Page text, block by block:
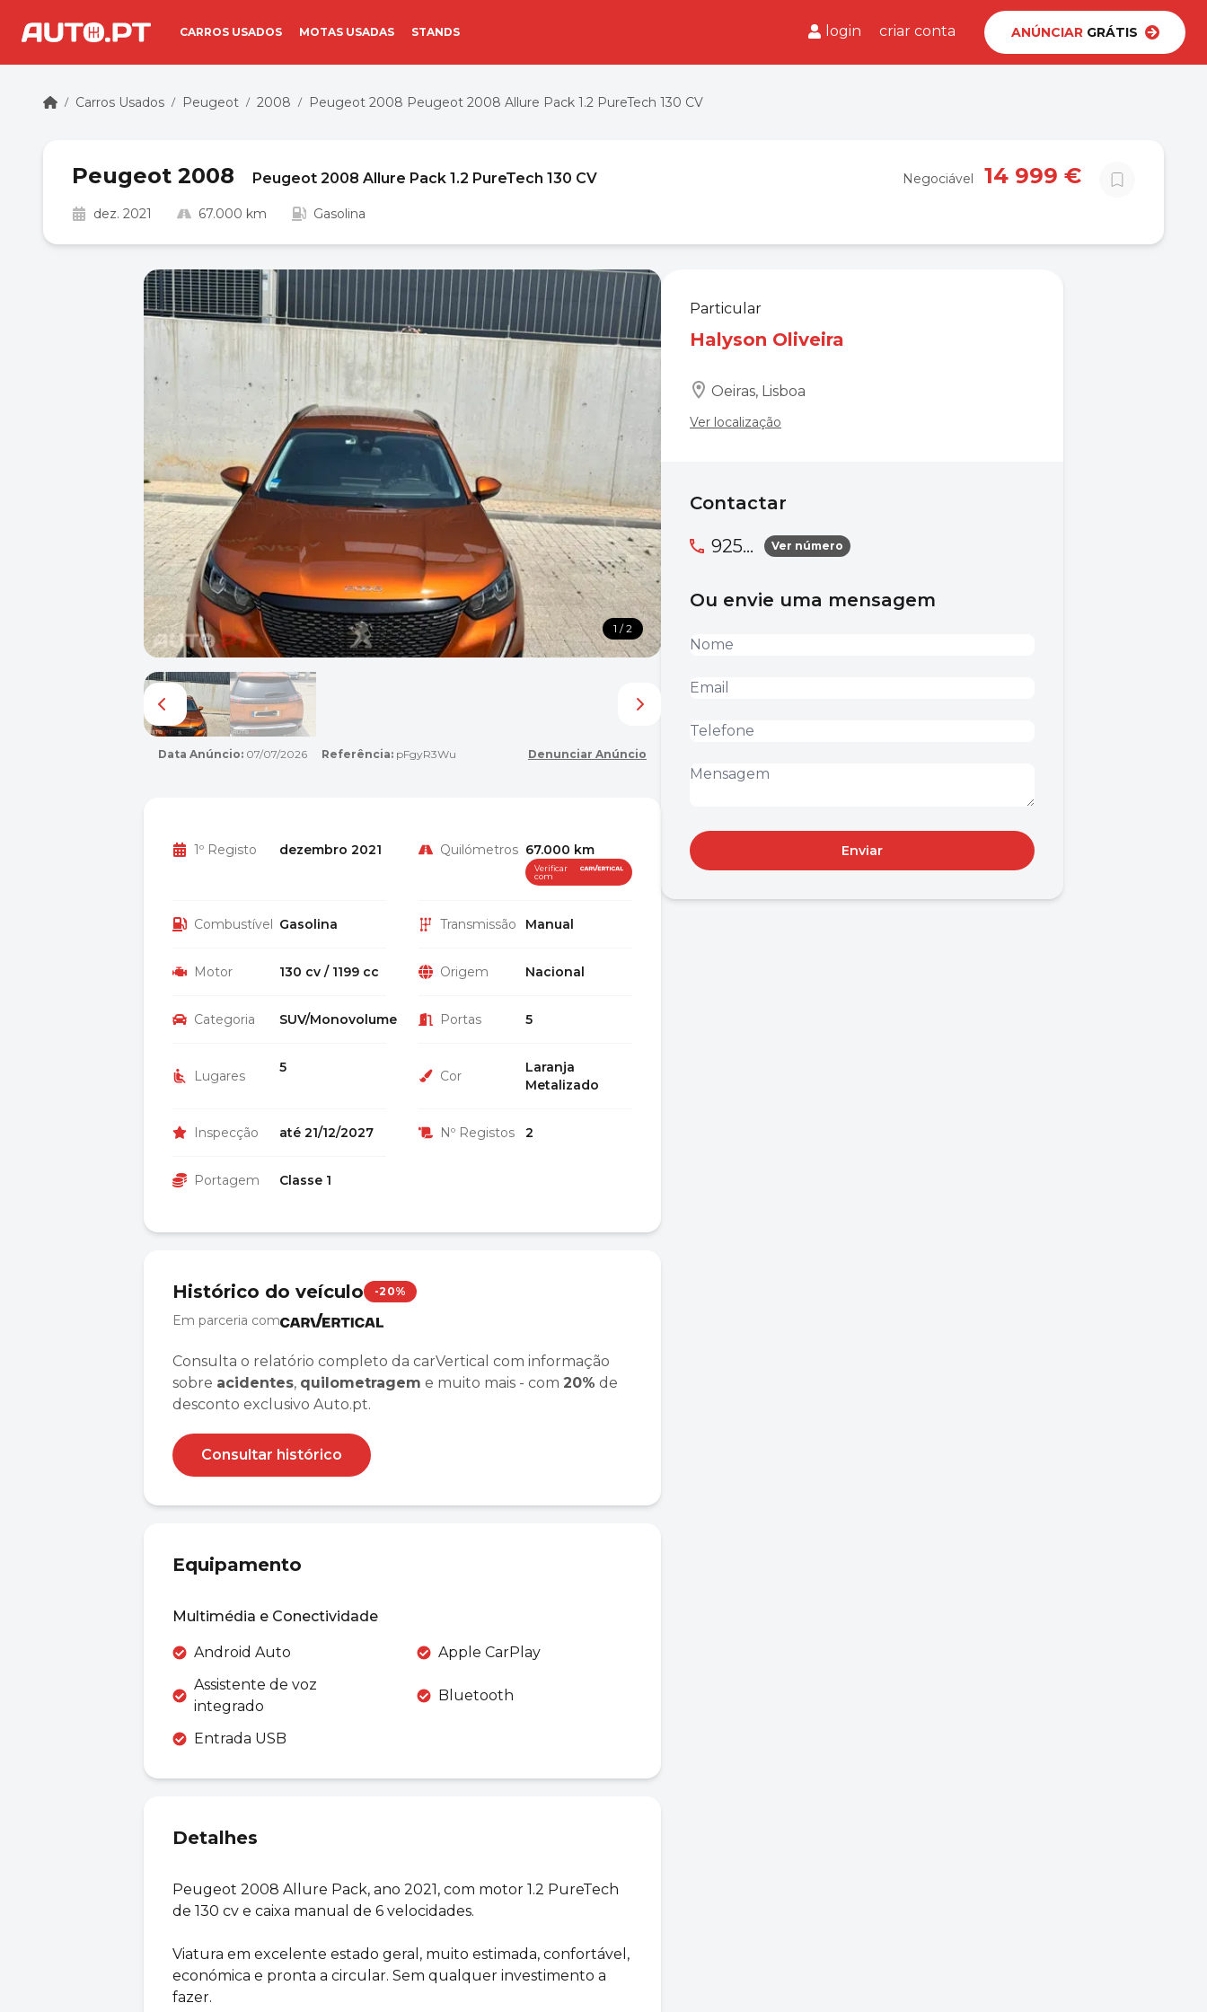
CARROS USADOS MOTAS USADAS STANDS login criar conta ANÚNCIARGRÁTIS
/ Carros Usados / Peugeot / 2008 / Peugeot 2008 Peugeot 2008 Allure Pack 1.2 PureTech 130 CV
Peugeot 2008 Peugeot 2008 Allure Pack 1.2 PureTech 130 CV
dez. 2021 67.000 km Gasolina
14 999 €
Negociável
1 / 2
Data Anúncio: 07/07/2026 Referência: pFgyR3Wu Denunciar Anúncio
1º Registo dezembro 2021 Quilómetros 67.000 km
Verificar
com
Combustível Gasolina Transmissão Manual
Motor 130 cv / 1199 cc Origem Nacional
Categoria SUV/Monovolume Portas 5
Lugares
5
Cor
Laranja
Metalizado
Inspecção até 21/12/2027 Nº Registos 2
Portagem Classe 1
Histórico do veículo -20%
Em parceria com
Consulta o relatório completo da carVertical com informação
sobre acidentes, quilometragem e muito mais - com 20% de
desconto exclusivo Auto.pt.
Consultar histórico
Equipamento
Multimédia e Conectividade
Android Auto
Apple CarPlay
Assistente de voz
integrado
Bluetooth
Entrada USB
Detalhes
Peugeot 2008 Allure Pack, ano 2021, com motor 1.2 PureTech
de 130 cv e caixa manual de 6 velocidades.
Viatura em excelente estado geral, muito estimada, confortável,
económica e pronta a circular. Sem qualquer investimento a
fazer.
Particular
Halyson Oliveira
Oeiras, Lisboa
Ver localização
Contactar
925...
Ver número
Ou envie uma mensagem
Enviar